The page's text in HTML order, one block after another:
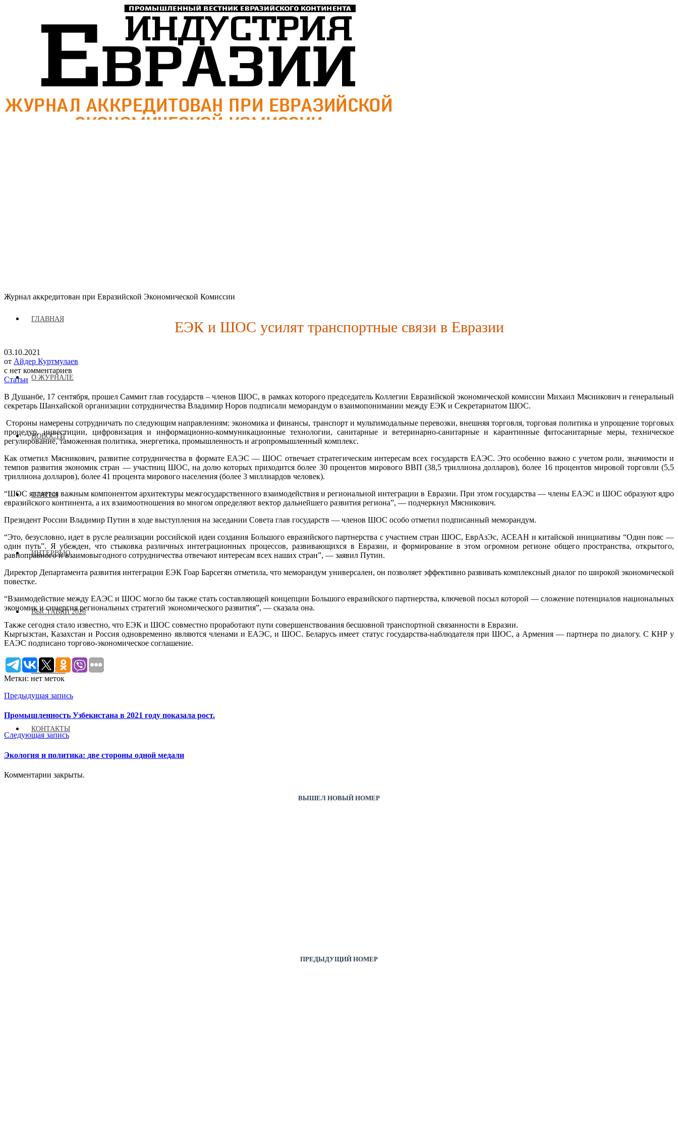
Журнал аккредитован при Евразийской Экономической Комиссии
ГЛАВНАЯ
О ЖУРНАЛЕ
НОВОСТИ
СТАТЬИ
ИНТЕРВЬЮ
ВЫСТАВКИ 2026
РЕКЛАМА
КОНТАКТЫ
ЕЭК и ШОС усилят транспортные связи в Евразии
03.10.2021
от Айдер Куртмулаев
с нет комментариев
Статьи
В Душанбе, 17 сентября, прошел Саммит глав государств – членов ШОС, в рамках которого председатель Коллегии Евразийской экономической комиссии Михаил Мясникович и генеральный
секретарь Шанхайской организации сотрудничества Владимир Норов подписали меморандум о взаимопонимании между ЕЭК и Секретариатом ШОС.
Стороны намерены сотрудничать по следующим направлениям: экономика и финансы, транспорт и мультимодальные перевозки, внешняя торговля, торговая политика и упрощение торговых
процедур, инвестиции, цифровизация и информационно-коммуникационные технологии, санитарные и ветеринарно-санитарные и карантинные фитосанитарные меры, техническое
регулирование, таможенная политика, энергетика, промышленность и агропромышленный комплекс.
Как отметил Мясникович, развитие сотрудничества в формате ЕАЭС — ШОС отвечает стратегическим интересам всех государств ЕАЭС. Это особенно важно с учетом роли, значимости и
темпов развития экономик стран — участниц ШОС, на долю которых приходится более 30 процентов мирового ВВП (38,5 триллиона долларов), более 16 процентов мировой торговли (5,5
триллиона долларов), более 41 процента мирового населения (более 3 миллиардов человек).
“ШОС является важным компонентом архитектуры межгосударственного взаимодействия и региональной интеграции в Евразии. При этом государства — члены ЕАЭС и ШОС образуют ядро
евразийского континента, а их взаимоотношения во многом определяют вектор дальнейшего развития региона”, — подчеркнул Мясникович.
Президент России Владимир Путин в ходе выступления на заседании Совета глав государств — членов ШОС особо отметил подписанный меморандум.
“Это, безусловно, идет в русле реализации российской идеи создания Большого евразийского партнерства с участием стран ШОС, ЕврАзЭс, АСЕАН и китайской инициативы “Один пояс —
один путь”. Я убежден, что стыковка различных интеграционных процессов, развивающихся в Евразии, и формирование в этом огромном регионе общего пространства, открытого,
равноправного и взаимовыгодного сотрудничества отвечают интересам всех наших стран”, — заявил Путин.
Директор Департамента развития интеграции ЕЭК Гоар Барсегян отметила, что меморандум универсален, он позволяет эффективно развивать комплексный диалог по широкой экономической
повестке.
“Взаимодействие между ЕАЭС и ШОС могло бы также стать составляющей концепции Большого евразийского партнерства, ключевой посыл которой — сложение потенциалов национальных
экономик и синергия региональных стратегий экономического развития”, — сказала она.
Также сегодня стало известно, что ЕЭК и ШОС совместно проработают пути совершенствования бесшовной транспортной связанности в Евразии.
Кыргызстан, Казахстан и Россия одновременно являются членами и ЕАЭС, и ШОС. Беларусь имеет статус государства-наблюдателя при ШОС, а Армения — партнера по диалогу. С КНР у
ЕАЭС подписано торгово-экономическое соглашение.
Метки: нет меток
Предыдущая запись
Промышленность Узбекистана в 2021 году показала рост.
Следующая запись
Экология и политика: две стороны одной медали
Комментарии закрыты.
ВЫШЕЛ НОВЫЙ НОМЕР
ПРЕДЫДУЩИЙ НОМЕР